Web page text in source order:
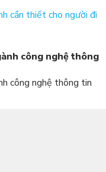
cần thiết cho người đi
công nghệ thông